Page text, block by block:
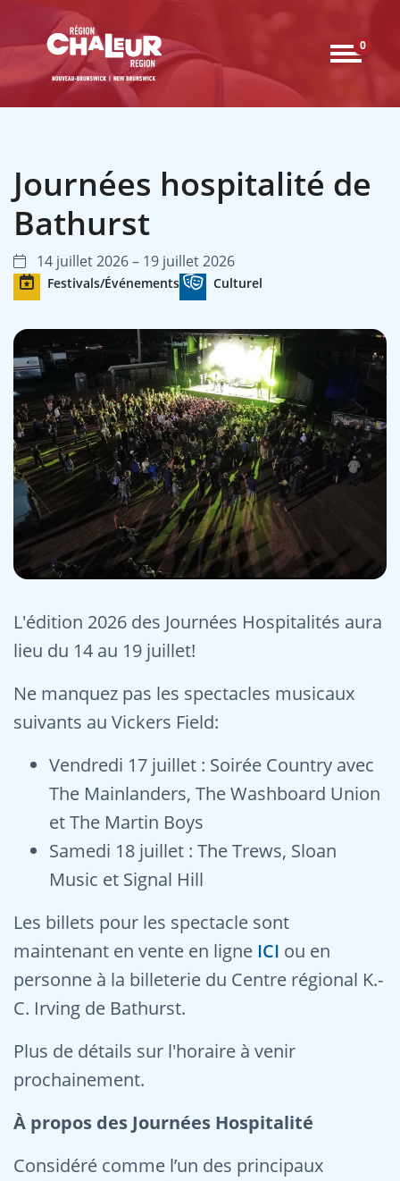
0
Journées hospitalité de
Bathurst
14 juillet 2026 – 19 juillet 2026
Festivals/Événements Culturel
L'édition 2026 des Journées Hospitalités aura
lieu du 14 au 19 juillet!
Ne manquez pas les spectacles musicaux
suivants au Vickers Field:
Vendredi 17 juillet : Soirée Country avec
The Mainlanders, The Washboard Union
et The Martin Boys
Samedi 18 juillet : The Trews, Sloan
Music et Signal Hill
Les billets pour les spectacle sont
maintenant en vente en ligne ICI ou en
personne à la billeterie du Centre régional K.-
C. Irving de Bathurst.
Plus de détails sur l'horaire à venir
prochainement.
À propos des Journées Hospitalité
Considéré comme l’un des principaux